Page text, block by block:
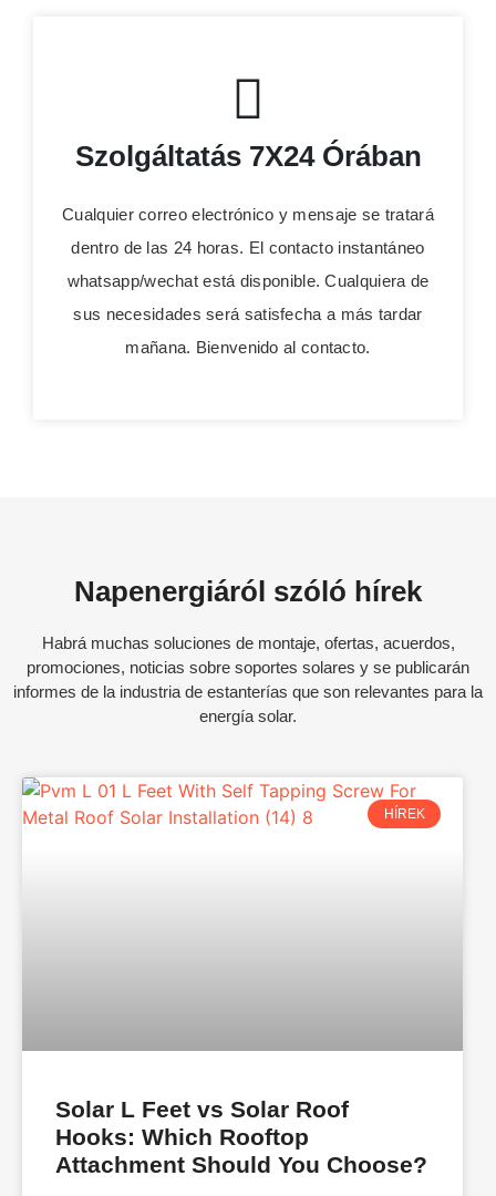
Szolgáltatás 7X24 Órában
Cualquier correo electrónico y mensaje se tratará
dentro de las 24 horas. El contacto instantáneo
whatsapp/wechat está disponible. Cualquiera de
sus necesidades será satisfecha a más tardar
mañana. Bienvenido al contacto.
Napenergiáról szóló hírek
Habrá muchas soluciones de montaje, ofertas, acuerdos,
promociones, noticias sobre soportes solares y se publicarán
informes de la industria de estanterías que son relevantes para la
energía solar.
HÍREK
Solar L Feet vs Solar Roof
Hooks: Which Rooftop
Attachment Should You Choose?